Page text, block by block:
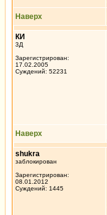
Наверх
КИ
3Д
Зарегистрирован:
17.02.2005
Суждений: 52231
Наверх
shukra
заблокирован
Зарегистрирован:
08.01.2012
Суждений: 1445